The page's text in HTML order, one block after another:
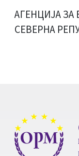
АГЕНЦИЈА
СЕВЕРНА